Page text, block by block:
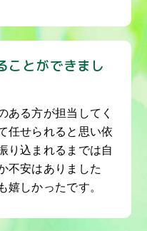
ことができまし
ある方が担当してく
任せられると思い依
り込まれるまでは自
不安はありました
嬉しかったです。